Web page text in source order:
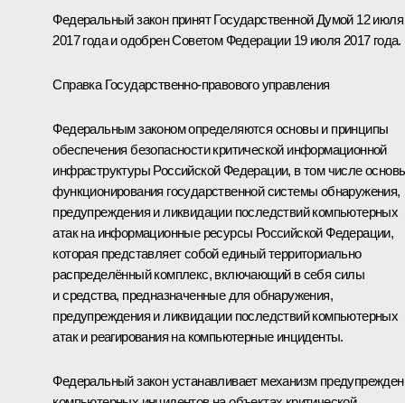
Федеральный закон принят Государственной Думой 12 июля
2017 года и одобрен Советом Федерации 19 июля 2017 года.
Справка Государственно-правового управления
Федеральным законом определяются основы и принципы
обеспечения безопасности критической информационной
инфраструктуры Российской Федерации, в том числе
функционирования государственной системы обнаружения,
предупреждения и ликвидации последствий компьютерных
атак на информационные ресурсы Российской Федерации,
которая представляет собой единый территориально
распределённый комплекс, включающий в себя силы
и средства, предназначенные для обнаружения,
предупреждения и ликвидации последствий компьютерных
атак и реагирования на компьютерные инциденты.
Федеральный закон устанавливает механизм